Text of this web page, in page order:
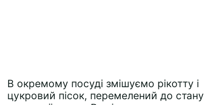
В окремому посуді змішуємо рікотту і
цукровий пісок, перемелений до стану